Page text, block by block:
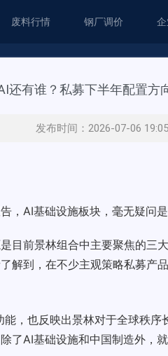
废料行情 钢厂调价
还有谁？私募下半年配置方
发布时间：2026-07-06
，AI基础设施板块，毫无疑问
目前景林组合中主要聚焦的
解到，在不少主观策略私募产
，也反映出景林对于全球秩
了AI基础设施和中国制造外，就